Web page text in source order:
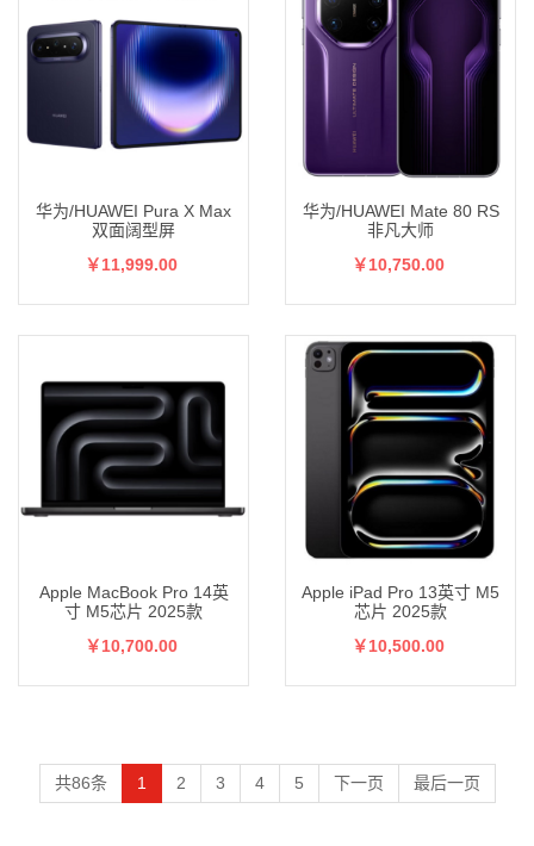
华为/HUAWEI Pura X Max
双面阔型屏
￥11,999.00
华为/HUAWEI Mate 80 RS
非凡大师
￥10,750.00
Apple MacBook Pro 14英
寸 M5芯片 2025款
￥10,700.00
Apple iPad Pro 13英寸 M5
芯片 2025款
￥10,500.00
共86条 1 2 3 4 5 下一页 最后一页